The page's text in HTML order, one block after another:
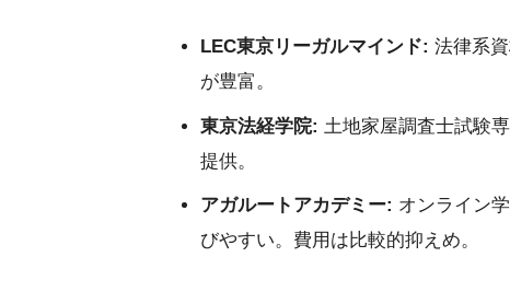
LEC東京リーガルマインド: 法律系
が豊富。
東京法経学院: 土地家屋調査士試験
提供。
アガルートアカデミー: オンライン
びやすい。費用は比較的抑えめ。